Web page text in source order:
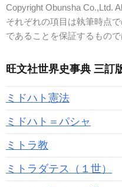
Copyright Obunsha Co.,Ltd.
それぞれの項目は執筆時点
であることを保証するもので
旺文社世界史事典 三訂
ミドハト憲法
ミドハト＝パシャ
ミトラ教
ミトラダテス（１世）